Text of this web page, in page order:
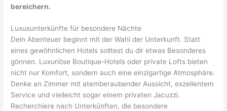
bereichern.
Luxusunterkünfte für besondere Nächte
Dein Abenteuer beginnt mit der Wahl der Unterkunft. Statt
eines gewöhnlichen Hotels solltest du dir etwas Besonderes
gönnen. Luxuriöse Boutique-Hotels oder private Lofts bieten
nicht nur Komfort, sondern auch eine einzigartige Atmosphäre.
Denke an Zimmer mit atemberaubender Aussicht, exzellentem
Service und vielleicht sogar einem privaten Jacuzzi.
Recherchiere nach Unterkünften, die besondere